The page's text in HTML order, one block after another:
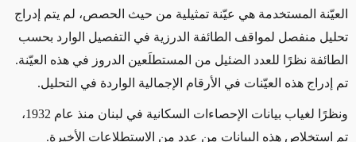
العيّنة المستخدمة هي عيّنة تمثيلية من حيث الحصص، لم يتم إدراج
تحليل منفصل لمواقف الطائفة الدرزية في التفصيل الوارد بحسب
الطائفة نظرًا للعدد الضئيل من المستطلَعين الدروز في هذه العيّنة.
تم إدراج هذه العيّنات في الأرقام الإجمالية الواردة في التحليل.
ونظرًا لغياب بيانات الإحصاءات السكانية في لبنان منذ عام 1932،
تم استخلاص هذه البيانات من عددٍ من الاستطلاعات الأخيرة.